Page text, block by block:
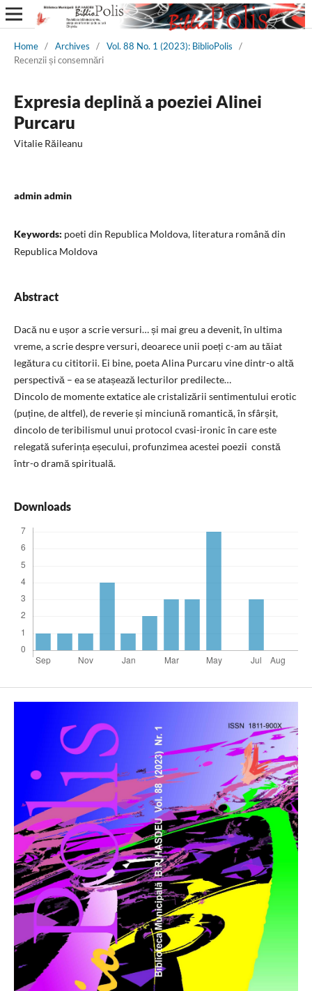
Home / Archives / Vol. 88 No. 1 (2023): BiblioPolis
/
Recenzii și consemnări
Expresia deplină a poeziei Alinei
Purcaru
Vitalie Răileanu
admin admin
Keywords: poeti din Republica Moldova, literatura română din
Republica Moldova
Abstract
Dacă nu e ușor a scrie versuri… și mai greu a devenit, în ultima
vreme, a scrie despre versuri, deoarece unii poeți c-am au tăiat
legătura cu cititorii. Ei bine, poeta Alina Purcaru vine dintr-o altă
perspectivă – ea se atașează lecturilor predilecte…
Dincolo de momente extatice ale cristalizării sentimentului erotic
(puține, de altfel), de reverie și minciună romantică, în sfârșit,
dincolo de teribilismul unui protocol cvasi-ironic în care este
relegată suferința eșecului, profunzimea acestei poezii constă
într-o dramă spirituală.
Downloads